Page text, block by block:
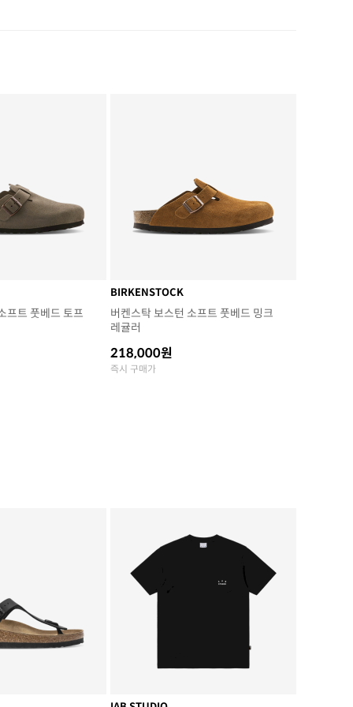
프트 풋베드 토프
BIRKENSTOCK
버켄스탁 보스턴 소프트 풋베드 밍크
레귤러
218,000원
즉시 구매가